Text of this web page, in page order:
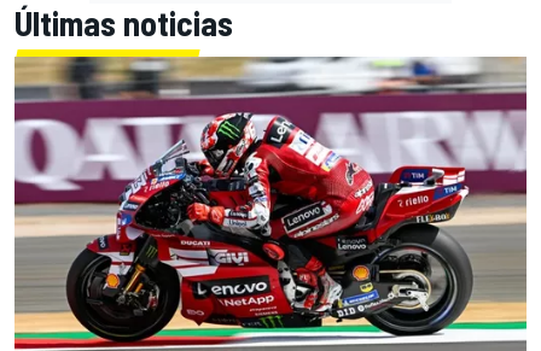
Últimas noticias